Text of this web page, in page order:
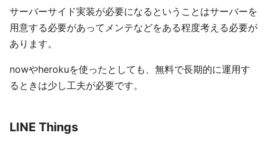
サーバーサイド実装が必要になるということはサーバーを
用意する必要があってメンテなどをある程度考える必要が
あります。
nowやherokuを使ったとしても、無料で長期的に運用す
るときは少し工夫が必要です。
LINE Things